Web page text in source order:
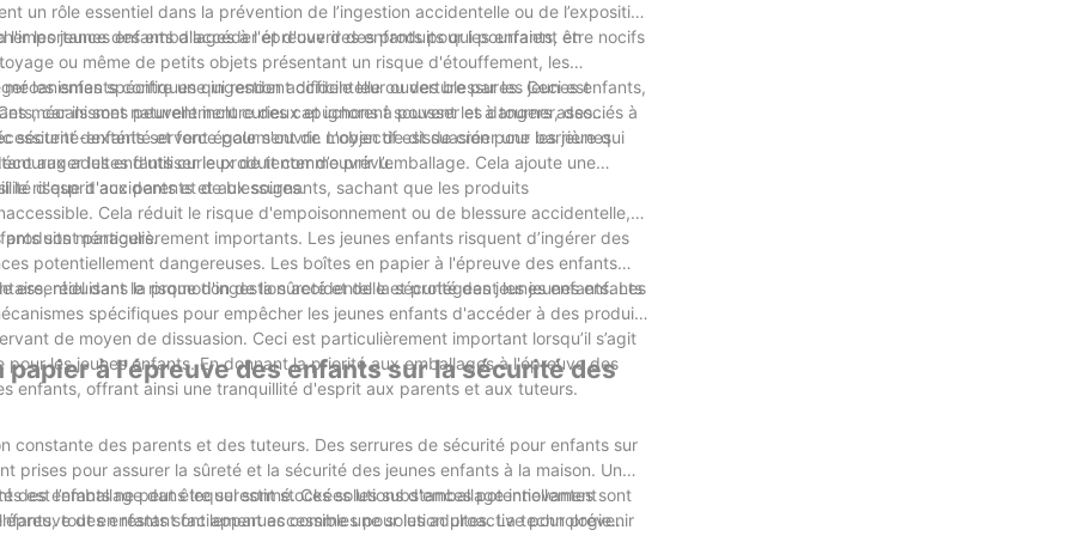
un rôle essentiel dans la prévention de l’ingestion accidentelle ou de l’exposition
des emballages à l'épreuve des enfants pour les enfants, en
les jeunes enfants d'accéder et d'ouvrir des produits qui pourraient être nocifs
ou même de petits objets présentant un risque d'étouffement, les
les enfants contre une ingestion accidentelle ou des blessures. Ceci est
car ils sont naturellement curieux et ignorent souvent les dangers associés à
spécifiques qui rendent difficile leur ouverture par les jeunes enfants,
mécanismes peuvent inclure des capuchons à pousser et à tourner, des
dextérité et force pour s'ouvrir. L'objectif est de créer une barrière qui
aux adultes d'utiliser le produit comme prévu.
sécurité-enfants servent également de moyen de dissuasion pour les jeunes
les enfants curieux de tenter d’ouvrir l’emballage. Cela ajoute une
le risque d'accidents et de blessures.
d'esprit aux parents et aux soignants, sachant que les produits
Cela réduit le risque d'empoisonnement ou de blessure accidentelle,
ménagers.
sont particulièrement importants. Les jeunes enfants risquent d’ingérer des
potentiellement dangereuses. Les boîtes en papier à l'épreuve des enfants
réduisant le risque d'ingestion accidentelle et protégeant les jeunes enfants
essentiel dans la promotion de la sûreté et de la sécurité des jeunes enfants. Les
spécifiques pour empêcher les jeunes enfants d'accéder à des produits
de moyen de dissuasion. Ceci est particulièrement important lorsqu’il s’agit
les jeunes enfants. En donnant la priorité aux emballages à l'épreuve des
enfants, offrant ainsi une tranquillité d'esprit aux parents et aux tuteurs.
à l'épreuve des enfants sur la sécurité des
des parents et des tuteurs. Des serrures de sécurité pour enfants sur
prises pour assurer la sûreté et la sécurité des jeunes enfants à la maison. Un
est l’emballage dans lequel sont stockées les substances potentiellement
des enfants sont apparues comme une solution proactive pour prévenir
des enfants ne peut être surestimé. Ces solutions d'emballage innovantes sont
tout en restant facilement accessibles pour les adultes. La technologie